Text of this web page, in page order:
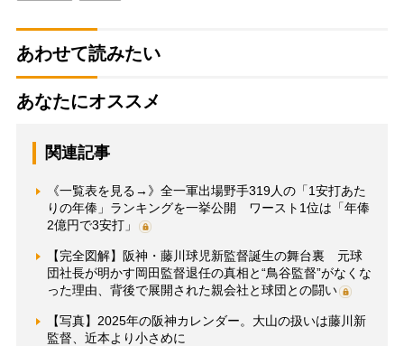
あわせて読みたい
あなたにオススメ
関連記事
《一覧表を見る→》全一軍出場野手319人の「1安打あた
りの年俸」ランキングを一挙公開 ワースト1位は「年俸
2億円で3安打」
【完全図解】阪神・藤川球児新監督誕生の舞台裏 元球
団社長が明かす岡田監督退任の真相と“鳥谷監督”がなくな
った理由、背後で展開された親会社と球団との闘い
【写真】2025年の阪神カレンダー。大山の扱いは藤川新
監督、近本より小さめに